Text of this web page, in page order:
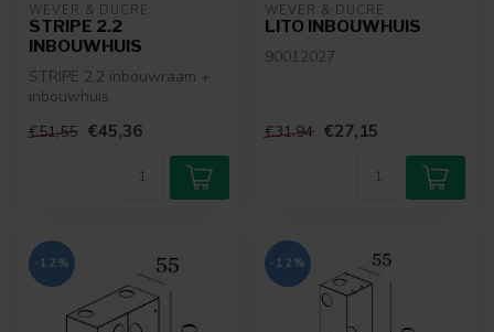
WEVER & DUCRÉ
STRIPE 2.2
INBOUWHUIS
STRIPE 2.2 inbouwraam +
inbouwhuis
€51,55 €45,36
WEVER & DUCRÉ
LITO INBOUWHUIS
90012027
€31,94 €27,15
-12% -12%